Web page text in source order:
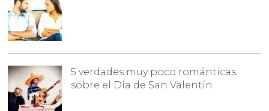
5 verdades muy poco románticas
sobre el Día de San Valentín